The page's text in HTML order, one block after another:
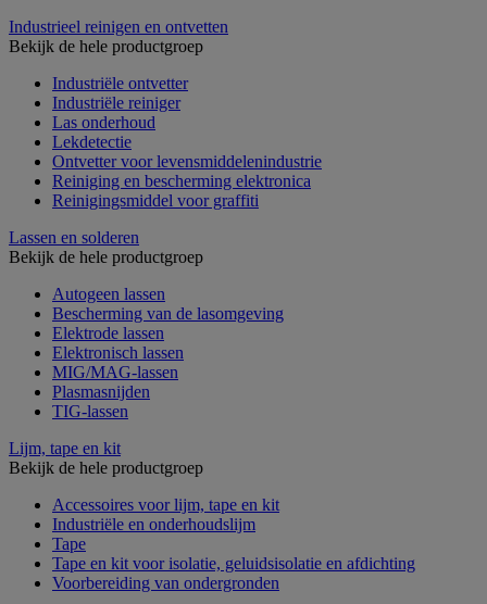
Industrieel reinigen en ontvetten
Bekijk de hele productgroep
Industriële ontvetter
Industriële reiniger
Las onderhoud
Lekdetectie
Ontvetter voor levensmiddelenindustrie
Reiniging en bescherming elektronica
Reinigingsmiddel voor graffiti
Lassen en solderen
Bekijk de hele productgroep
Autogeen lassen
Bescherming van de lasomgeving
Elektrode lassen
Elektronisch lassen
MIG/MAG-lassen
Plasmasnijden
TIG-lassen
Lijm, tape en kit
Bekijk de hele productgroep
Accessoires voor lijm, tape en kit
Industriële en onderhoudslijm
Tape
Tape en kit voor isolatie, geluidsisolatie en afdichting
Voorbereiding van ondergronden